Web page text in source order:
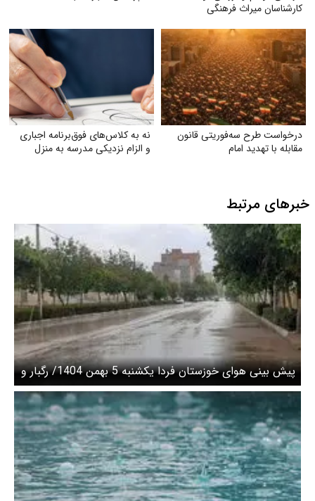
کارشناسان میراث فرهنگی
درخواست طرح سه‌فوریتی قانون
مقابله با تهدید امام
نه به کلاس‌های فوق‌برنامه اجباری
و الزام نزدیکی مدرسه به منزل
خبرهای مرتبط
پیش بینی هوای خوزستان فردا یکشنبه 5 بهمن 1404/ رگبار و
رعدوبرق در راه است